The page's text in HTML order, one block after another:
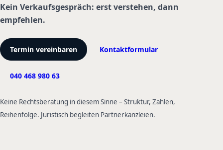
Kein Verkaufsgespräch: erst verstehen, dann
empfehlen.
Termin vereinbaren Kontaktformular
040 468 980 63
Keine Rechtsberatung in diesem Sinne – Struktur, Zahlen,
Reihenfolge. Juristisch begleiten Partnerkanzleien.